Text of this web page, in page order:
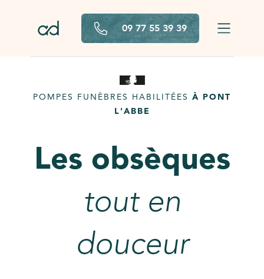
09 77 55 39 39
POMPES FUNÈBRES HABILITÉES À PONT
L'ABBE
Les obsèques
tout en
douceur